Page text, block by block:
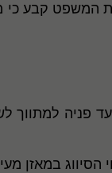
המשפט קבע כי
פניה
הסיווג במאזן